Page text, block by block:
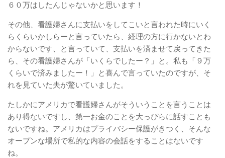
６０万はしたんじゃないかと思います！
その他、看護婦さんに支払いをしてこいと言われた時にいく
らくらいかしらーと言っていたら、経理の方に行かないとわ
からないです、と言っていて、支払いを済ませて戻ってきた
ら、その看護婦さんが「いくらでしたー？」と。私も「９万
くらいで済みましたー！」と喜んで言っていたのですが、そ
れを見ていた夫が驚いていました。
たしかにアメリカで看護婦さんがそういうことを言うことは
あり得ないですし、第一お金のことを大っぴらに話すことも
ないですね。アメリカはプライバシー保護がきつく、そんな
オープンな場所で私的な内容の会話をすることはないです
ね。